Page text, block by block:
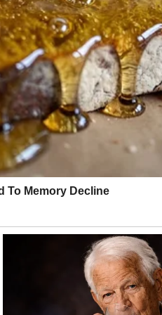
Možda se otvara nova
poruke, susrete koji
I OSEĆAJ DA
ste se u poslednje vreme
ljudima.
što ste mislili. Moguće je